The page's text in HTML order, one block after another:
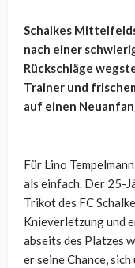
Schalkes
nach einer
Rückschläge
Trainer und
auf einen
Für Lino
als einfach. Der 25-
Trikot des FC
Knieverletzung und
abseits des Platzes
er seine Chance,